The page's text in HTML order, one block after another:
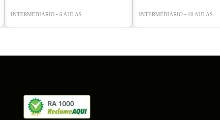
INTERMEDIÁRIO • 6 AULAS INTERMEDIÁRIO • 10 AULAS